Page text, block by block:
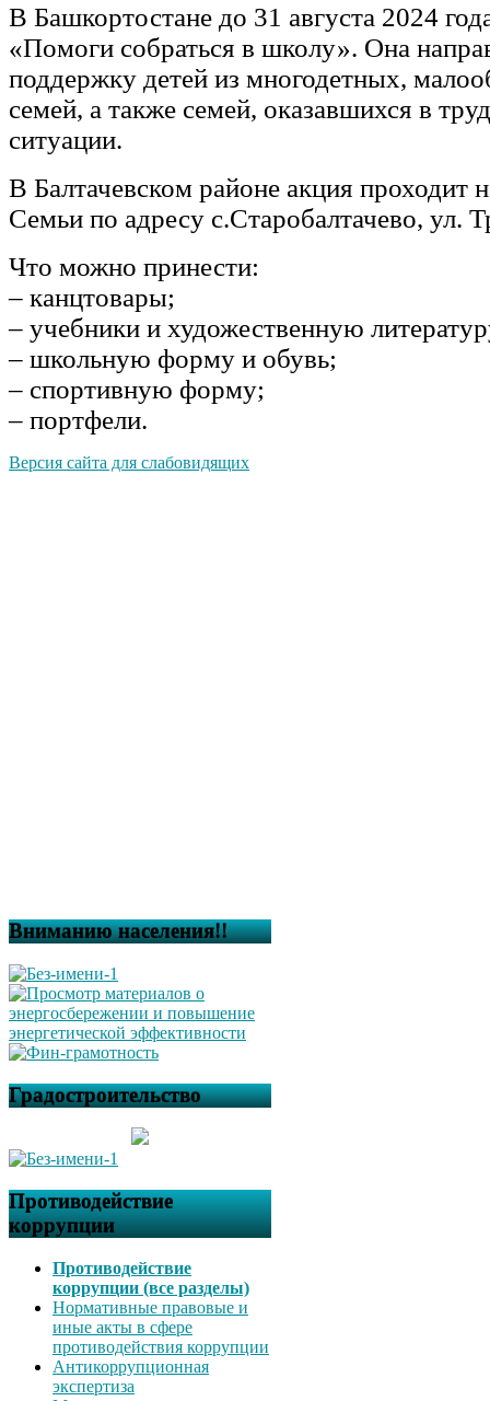
В Башкортостане до 31 августа 2024
«Помоги собраться в школу». Она
поддержку детей из многодетных,
семей, а также семей, оказавшихся в
ситуации.
В Балтачевском районе акция проходит
Семьи по адресу с.Старобалтачево, ул.
Что можно принести:
– канцтовары;
– учебники и художественную
– школьную форму и обувь;
– спортивную форму;
– портфели.
Версия сайта для слабовидящих
Вниманию населения!!
Градостроительство
Противодействие
коррупции
Противодействие
коррупции (все разделы)
Нормативные правовые и
иные акты в сфере
противодействия коррупции
Антикоррупционная
экспертиза